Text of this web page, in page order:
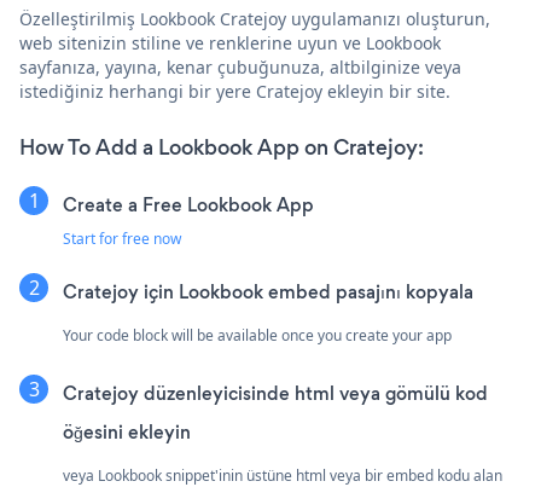
Özelleştirilmiş Lookbook Cratejoy uygulamanızı oluşturun,
web sitenizin stiline ve renklerine uyun ve Lookbook
sayfanıza, yayına, kenar çubuğunuza, altbilginize veya
istediğiniz herhangi bir yere Cratejoy ekleyin bir site.
How To Add a Lookbook App on Cratejoy:
Create a Free Lookbook App
Start for free now
Cratejoy için Lookbook embed pasajını kopyala
Your code block will be available once you create your app
Cratejoy düzenleyicisinde html veya gömülü kod
öğesini ekleyin
veya Lookbook snippet'inin üstüne html veya bir embed kodu alan